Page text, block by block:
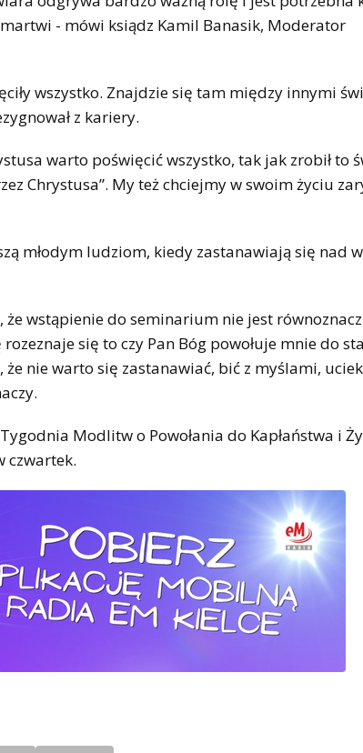
- mówi ksiądz Kamil Banasik, Moderator
wszystko. Znajdzie się tam między innymi
z kariery.
warto poświęcić wszystko, tak jak zrobił to
Chrystusa”. My też chciejmy w swoim życiu
młodym ludziom, kiedy zastanawiają się nad
wstąpienie do seminarium nie jest
się to czy Pan Bóg powołuje mnie do
że nie warto się zastanawiać, bić z myślami,
Modlitw o Powołania do Kapłaństwa i
czwartek.